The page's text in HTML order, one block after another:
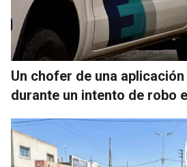
Un chofer de una
durante un intento de robo